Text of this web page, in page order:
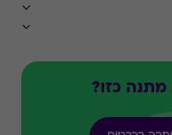
מתנה כזו?